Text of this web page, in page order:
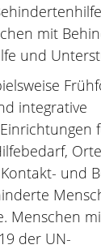
mit
und
integrative
und
Menschen
der UN-